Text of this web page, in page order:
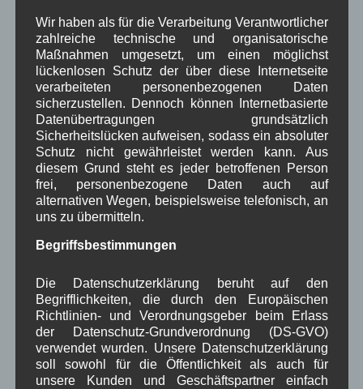
Dorfplatz ,Energiewende , Fest ,G7 ,
Gesundheit , Gewerbe Haushalt ,
historische Bilder Infrastruktur ,Isarkies
Kirche Kunsthandwerk Landwirtschaft
Musik , Natur und Umwelt ,Ochsenrennen
Schule , Sport ,Tagespflege , Tourismus ,
TV ,Umfrage , Veranstaltung , Verkehr ,
Verwaltung , Video
Zeitung ,Zigarettensteig
Bauernregel im August
Wir haben als für die Verarbeitung Verantwortlicher
zahlreiche technische und organisatorische
Maßnahmen umgesetzt, um einen möglichst
lückenlosen Schutz der über diese Internetseite
verarbeiteten personenbezogenen Daten
sicherzustellen. Dennoch können Internetbasierte
Datenübertragungen grundsätzlich
Sicherheitslücken aufweisen, sodass ein absoluter
Schutz nicht gewährleistet werden kann. Aus
diesem Grund steht es jeder betroffenen Person
frei, personenbezogene Daten auch auf
alternativen Wegen, beispielsweise telefonisch, an
uns zu übermitteln.
Begriffsbestimmungen
Die Datenschutzerklärung beruht auf den
Begrifflichkeiten, die durch den Europäischen
Richtlinien- und Verordnungsgeber beim Erlass
der Datenschutz-Grundverordnung (DS-GVO)
verwendet wurden. Unsere Datenschutzerklärung
soll sowohl für die Öffentlichkeit als auch für
unsere Kunden und Geschäftspartner einfach